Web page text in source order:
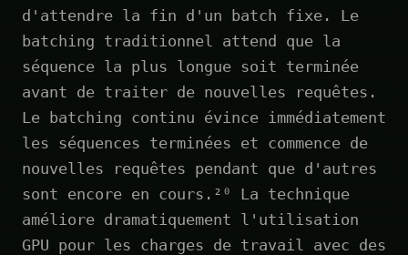
d'attendre la fin d'un batch fixe. Le
batching traditionnel attend que la
séquence la plus longue soit terminée
avant de traiter de nouvelles requêtes.
Le batching continu évince immédiatement
les séquences terminées et commence de
nouvelles requêtes pendant que d'autres
sont encore en cours.²⁰ La technique
améliore dramatiquement l'utilisation
GPU pour les charges de travail avec des